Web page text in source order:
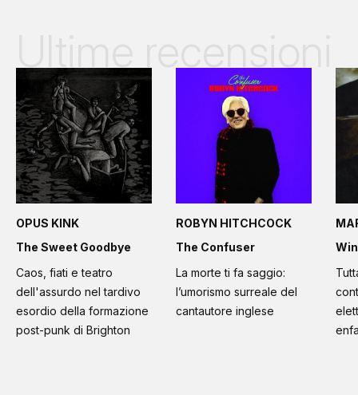
OPUS KINK
The Sweet Goodbye
Caos, fiati e teatro
dell'assurdo nel tardivo
esordio della formazione
post-punk di Brighton
ROBYN HITCHCOCK
The Confuser
La morte ti fa saggio:
l’umorismo surreale del
cantautore inglese